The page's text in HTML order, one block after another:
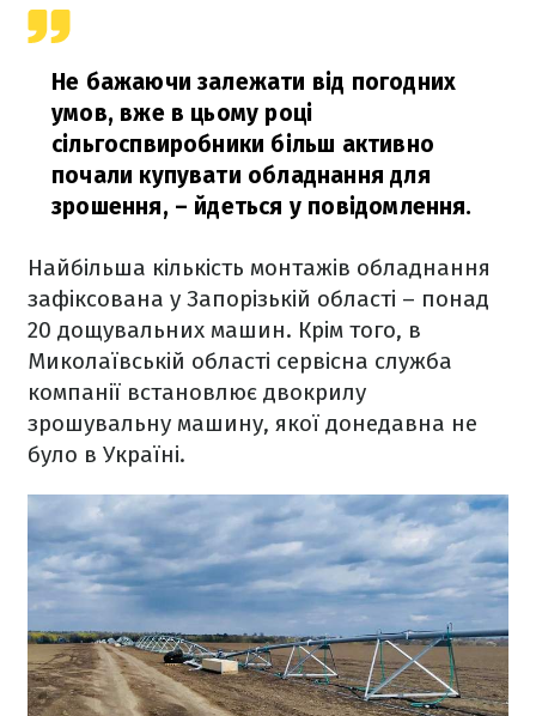
Не бажаючи залежати від погодних
умов, вже в цьому році
сільгоспвиробники більш активно
почали купувати обладнання для
зрошення, – йдеться у повідомлення.
Найбільша кількість монтажів обладнання
зафіксована у Запорізькій області – понад
20 дощувальних машин. Крім того, в
Миколаївській області сервісна служба
компанії встановлює двокрилу
зрошувальну машину, якої донедавна не
було в Україні.